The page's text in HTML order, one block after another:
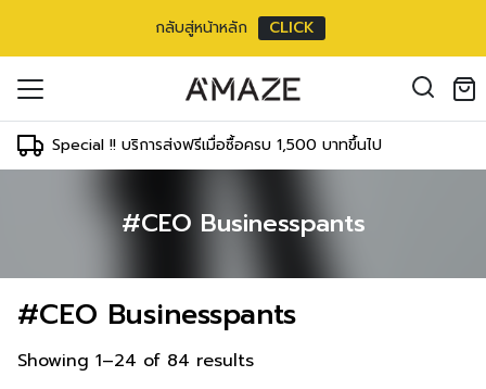
กลับสู่หน้าหลัก CLICK
Special !! บริการส่งฟรีเมื่อซื้อครบ 1,500 บาทขึ้นไป
#CEO Businesspants
#CEO Businesspants
Showing 1–24 of 84 results
in the cart.
address*
ข้าสู่ระบบด้วย LINE
ชี รวมถึงจุดประสงค์อื่นๆ ตาม